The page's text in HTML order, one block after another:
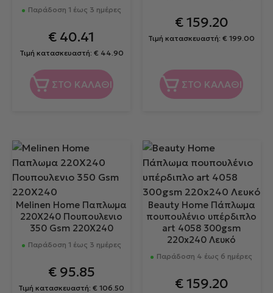
Παράδοση 1 έως 3 ημέρες
€ 40.41
Τιμή κατασκευαστή: € 44.90
ΣΤΟ ΚΑΛΑΘΙ
€159.20
Τιμή κατασκευαστή:€ 199.00
ΣΤΟ ΚΑΛΑΘΙ
Melinen Home Παπλωμα
220Χ240 Πουπουλενιο
350 Gsm 220Χ240
Παράδοση 1 έως 3 ημέρες
€95.85
Τιμή κατασκευαστή:€ 106.50
Beauty Home Πάπλωμα
πουπουλένιο υπέρδιπλο
art 4058 300gsm
220x240 Λευκό
Παράδοση 4 έως 6 ημέρες
€159.20